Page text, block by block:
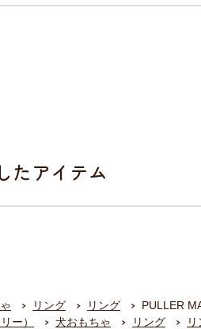
たアイテム
リング リング
PULLER
ー） 犬おもちゃ リング